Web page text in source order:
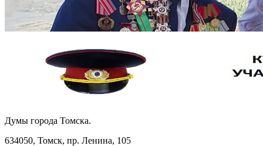
Думы города Томска.
634050, Томск, пр. Ленина, 105